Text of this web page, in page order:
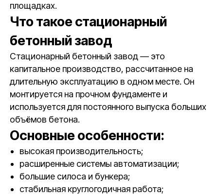
площадках.
Что такое стационарный
бетонный завод
Стационарный бетонный завод — это
капитальное производство, рассчитанное на
длительную эксплуатацию в одном месте. Он
монтируется на прочном фундаменте и
используется для постоянного выпуска больших
объёмов бетона.
Основные особенности:
высокая производительность;
расширенные системы автоматизации;
большие силоса и бункера;
стабильная круглогодичная работа;